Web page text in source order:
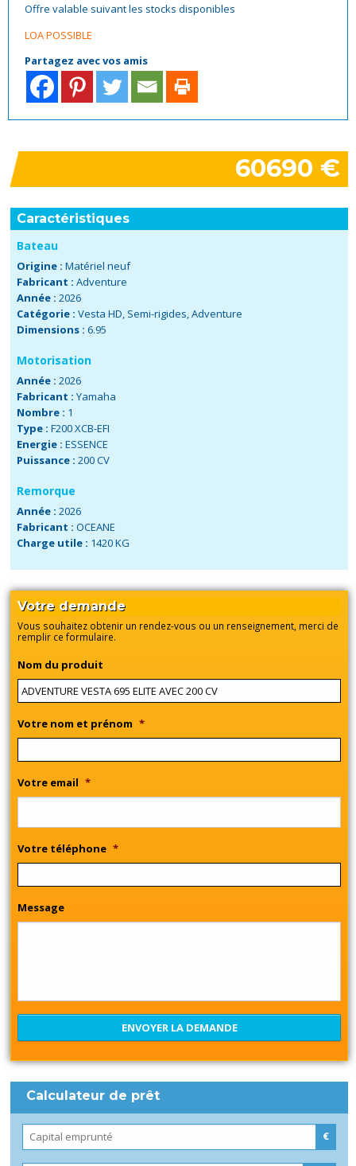
Offre valable suivant les stocks disponibles
LOA POSSIBLE
Partagez avec vos amis
60690 €
Caractéristiques
Bateau
Origine : Matériel neuf
Fabricant : Adventure
Année : 2026
Catégorie : Vesta HD, Semi-rigides,Adventure
Dimensions : 6.95
Motorisation
Année : 2026
Fabricant : Yamaha
Nombre : 1
Type : F200 XCB-EFI
Energie : ESSENCE
Puissance : 200 CV
Remorque
Année : 2026
Fabricant : OCEANE
Charge utile : 1420 KG
Votre demande
Vous souhaitez obtenir un rendez-vous ou un renseignement, merci de
remplir ce formulaire.
Nom du produit
Votre nom et prénom *
Votre email *
Votre téléphone *
Message
Calculateur de prêt
€